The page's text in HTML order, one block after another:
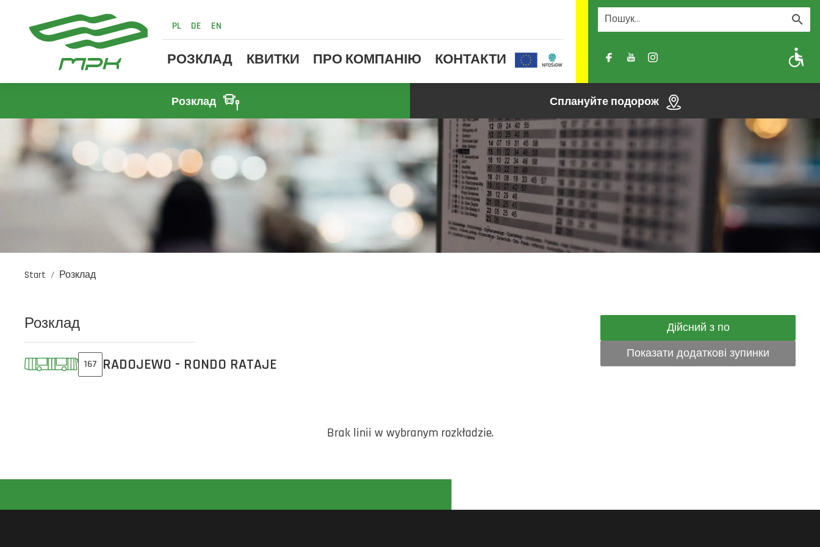
PL DE EN
РОЗКЛАД КВИТКИ ПРО КОМПАНІЮ КОНТАКТИ A- A A+
Розклад Сплануйте подорож
Start Розклад
Розклад
167 RADOJEWO - RONDO RATAJE
Дійсний з по
Показати додаткові зупинки
Brak linii w wybranym rozkładzie.